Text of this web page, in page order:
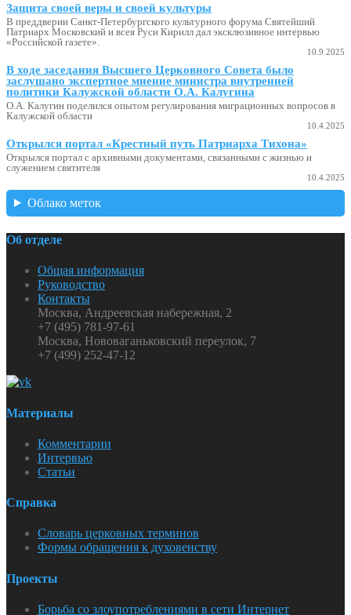
Защита своей веры и своей культуры
В преддверии Санкт-Петербургского культурного форума Святейший
Патриарх Московский и всея Руси Кирилл дал эксклюзивное интервью
«Российской газете».
10.9.2025
В ходе заседания Высшего Церковного Совета было
заслушано экспертное мнение министра внутренней
политики Калужской области О.А. Калугина
О.А. Калугин поделился опытом регулирования миграционных вопросов в
Калужской области
10.4.2025
Открылся портал «Крестный путь Патриарха Тихона»
Открылся портал с архивными документами, связанными с жизнью и
служением святителя
10.4.2025
Облако меток
Об отделе
Общая информация
Руководство
Контакты
Москва, Андреевская набережная, 2
+7 (495) 781-97-61
Москва, Нововаганьковский переулок, 7
+7 (499) 252-47-12
Материалы
Комментарии
Интервью
Статьи
Справка
Словарь церковных терминов
Формы обращения к духовенству
Проекты
Борьба со злоупотреблениями в сети Интернет